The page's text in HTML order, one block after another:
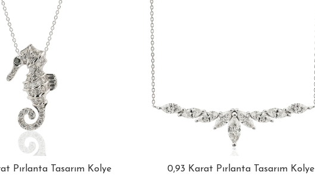
Pırlanta Tasarım Kolye 0,93 Karat Pırlanta Tasarım Kolye